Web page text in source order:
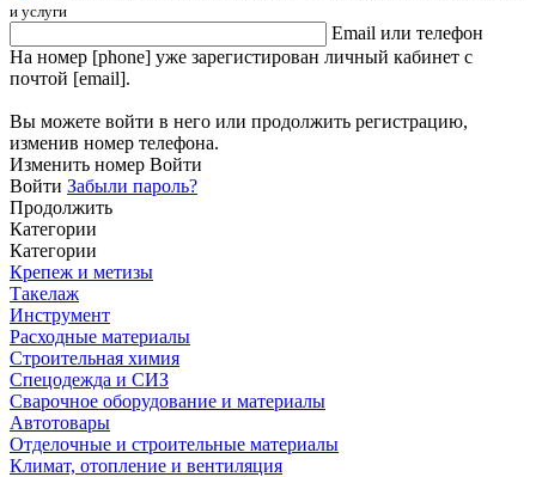
и услуги
Email или телефон
На номер [phone] уже зарегистирован личный кабинет с
почтой [email].
Вы можете войти в него или продолжить регистрацию,
изменив номер телефона.
Изменить номер Войти
Войти Забыли пароль?
Продолжить
Категории
Категории
Крепеж и метизы
Такелаж
Инструмент
Расходные материалы
Строительная химия
Спецодежда и СИЗ
Сварочное оборудование и материалы
Автотовары
Отделочные и строительные материалы
Климат, отопление и вентиляция